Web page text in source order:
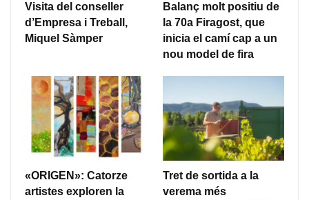
Visita del conseller
d’Empresa i Treball,
Miquel Sàmper
Balanç molt positiu de
la 70a Firagost, que
inicia el camí cap a un
nou model de fira
«ORIGEN»: Catorze
artistes exploren la
Tret de sortida a la
verema més